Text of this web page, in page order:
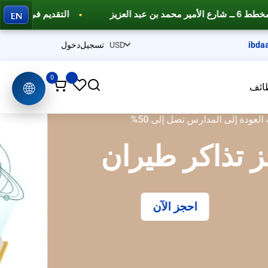
التقديم في نظام نور وفارس دورات تدريبيةEN
تسجيلدخول
0
🌐